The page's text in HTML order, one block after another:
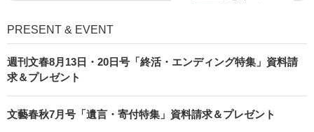
PRESENT & EVENT
週刊文春8月13日・20日号「終活・エンディング特集」資料請
求＆プレゼント
文藝春秋7月号「遺言・寄付特集」資料請求＆プレゼント